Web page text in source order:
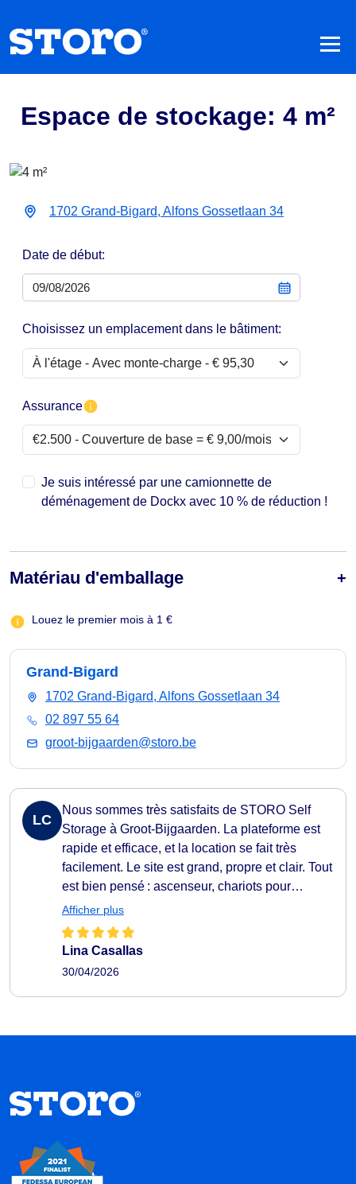
Espace de stockage: 4 m²
1702 Grand-Bigard, Alfons Gossetlaan 34
Date de début:
Choisissez un emplacement dans le bâtiment:
Assurance
Je suis intéressé par une camionnette de
déménagement de Dockx avec 10 % de réduction !
Matériau d'emballage
Louez le premier mois à 1 €
Grand-Bigard
1702 Grand-Bigard, Alfons Gossetlaan 34
02 897 55 64
groot-bijgaarden@storo.be
LC
Nous sommes très satisfaits de STORO Self
Storage à Groot‑Bijgaarden. La plateforme est
rapide et efficace, et la location se fait très
facilement. Le site est grand, propre et clair. Tout
est bien pensé : ascenseur, chariots pour
faciliter le transport, et même de la musique
dans les couloirs. Une expérience fluide et
pratique du début à la fin. Nous recommandons
Afficher plus
Lina Casallas
30/04/2026